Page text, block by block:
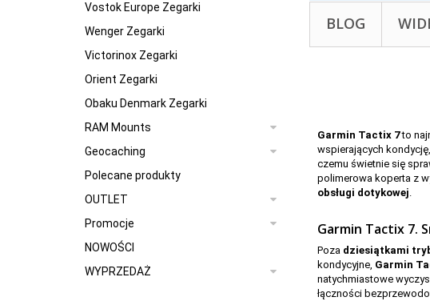
Vostok Europe Zegarki
Wenger Zegarki
Victorinox Zegarki
Orient Zegarki
Obaku Denmark Zegarki
RAM Mounts
Geocaching
Polecane produkty
OUTLET
Promocje
NOWOŚCI
WYPRZEDAŻ
BLOG
Garmin Tactix 7to
wspierających
czemu świetnie się
polimerowa koperta z
obsługi dotykowej.
Garmin Tactix 7.
Poza dziesiątkami
kondycyjne, Garmin
natychmiastowe
łączności
136